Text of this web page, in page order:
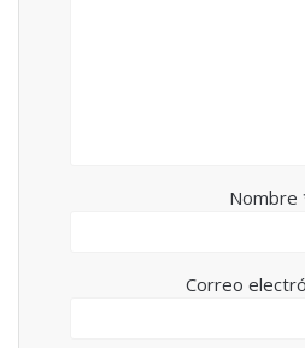
Nombre
Correo